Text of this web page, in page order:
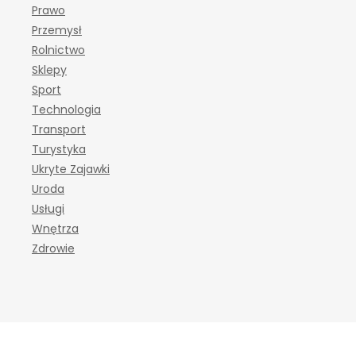
Prawo
Przemysł
Rolnictwo
Sklepy
Sport
Technologia
Transport
Turystyka
Ukryte Zajawki
Uroda
Usługi
Wnętrza
Zdrowie